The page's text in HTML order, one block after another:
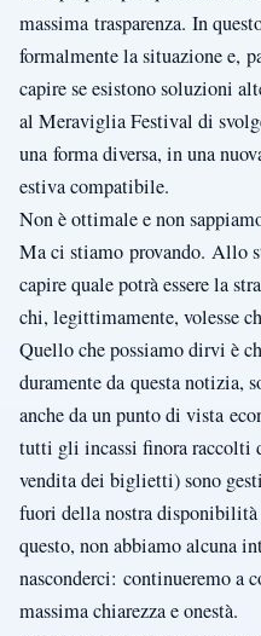
massima trasparenza. In
formalmente la situazione e,
capire se esistono soluzioni
al Meraviglia Festival di
una forma diversa, in una
estiva compatibile.
Non è ottimale e non
Ma ci stiamo provando. Allo
capire quale potrà essere la
chi, legittimamente, volesse
Quello che possiamo dirvi è
duramente da questa notizia,
anche da un punto di vista
tutti gli incassi finora raccolti
vendita dei biglietti) sono
fuori della nostra
questo, non abbiamo alcuna
nasconderci: continueremo a
massima chiarezza e onestà.